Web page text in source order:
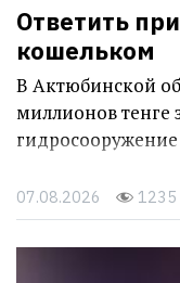
Ответить
кошельком
В Актюбинской
миллионов тенге
гидросооружение
07.08.2026 1235